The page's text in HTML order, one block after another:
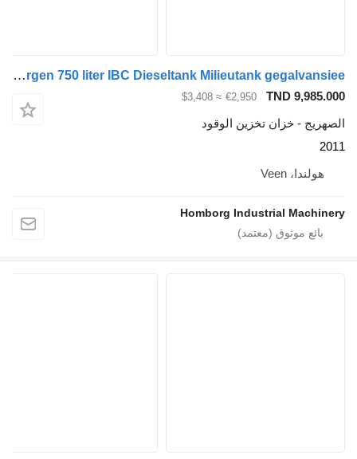
Kiwa IBC Steenbergen 750 liter IBC Dieseltank Milieutank gegalvansiee
TND
€2,950
≈ $3,408
تخزين الوقود
Homborg Industrial